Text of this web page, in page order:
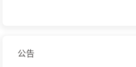
公告